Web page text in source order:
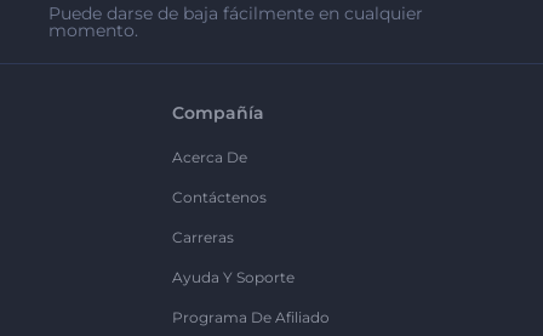
Puede darse de baja fácilmente en cualquier
momento.
Compañía
Acerca De
Contáctenos
Carreras
Ayuda Y Soporte
Programa De Afiliado